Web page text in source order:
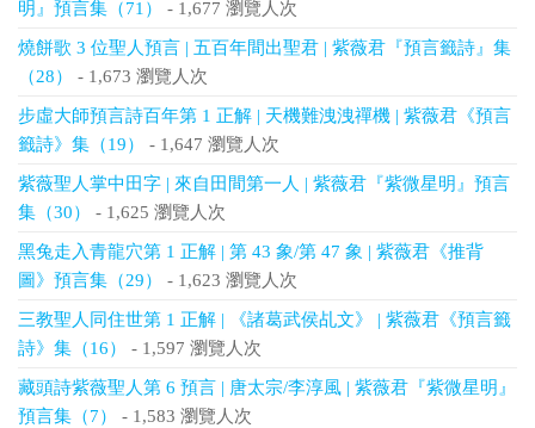
明』預言集（71）
- 1,677 瀏覽人次
燒餅歌 3 位聖人預言 | 五百年間出聖君 | 紫薇君『預言籤詩』集
（28）
- 1,673 瀏覽人次
步虛大師預言詩百年第 1 正解 | 天機難洩洩禪機 | 紫薇君《預言
籤詩》集（19）
- 1,647 瀏覽人次
紫薇聖人掌中田字 | 來自田間第一人 | 紫薇君『紫微星明』預言
集（30）
- 1,625 瀏覽人次
黑兔走入青龍穴第 1 正解 | 第 43 象/第 47 象 | 紫薇君《推背
圖》預言集（29）
- 1,623 瀏覽人次
三教聖人同住世第 1 正解 | 《諸葛武侯乩文》 | 紫薇君《預言籤
詩》集（16）
- 1,597 瀏覽人次
藏頭詩紫薇聖人第 6 預言 | 唐太宗/李淳風 | 紫薇君『紫微星明』
預言集（7）
- 1,583 瀏覽人次